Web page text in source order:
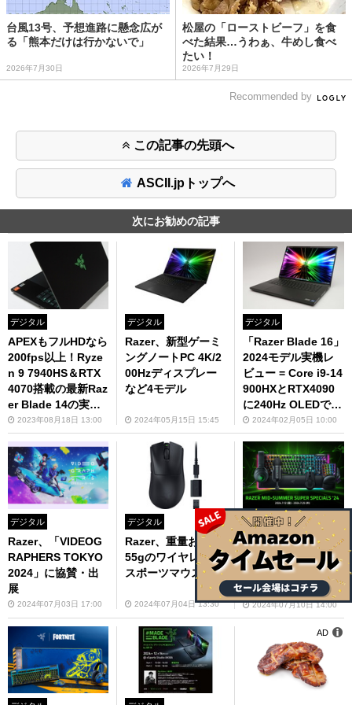
台風13号、予想進路に懸念広が
る「熊本だけは行かないで」
2026年7月30日
松屋の「ローストビーフ」を食
べた結果…うわぁ、牛めし食べ
たい！
2026年7月29日
Recommended by
この記事の先頭へ
ASCII.jpトップへ
次にお勧めの記事
デジタル
APEXもフルHDなら
200fps以上！Ryze
n 9 7940HS＆RTX
4070搭載の最新Raz
er Blade 14の実力
に迫る
2023年08月18日 13:00
デジタル
Razer、新型ゲーミ
ングノートPC 4K/2
00Hzディスプレー
など4モデル
2024年05月15日 15:45
デジタル
「Razer Blade 16」
2024モデル実機レ
ビュー = Core i9-14
900HXとRTX4090
に240Hz OLEDで最
強だった!
2024年02月05日 10:00
デジタル
Razer、「VIDEOG
RAPHERS TOKYO
2024」に協賛・出
展
2024年07月03日 17:00
デジタル
Razer、重量およそ
55gのワイヤレスe
スポーツマウス
2024年07月04日 13:30
デジタル
Razer、キーボード
やマウスなど約50製
品が対象のセールを
実施
2024年07月10日 14:00
AD